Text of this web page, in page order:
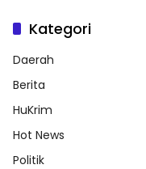
Kategori
Daerah
Berita
HuKrim
Hot News
Politik